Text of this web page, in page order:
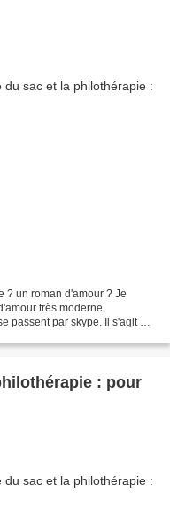
? un roman d'amour ? Je
très moderne,
passent par skype. Il s'agit de
: pour